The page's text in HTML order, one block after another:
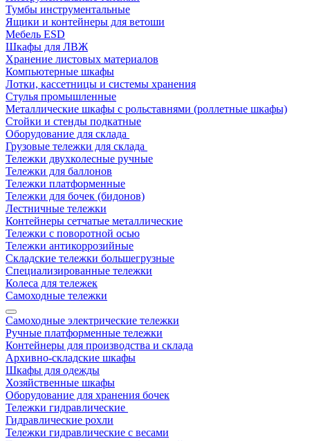
Тумбы инструментальные
Ящики и контейнеры для ветоши
Мебель ESD
Шкафы для ЛВЖ
Хранение листовых материалов
Компьютерные шкафы
Лотки, кассетницы и системы хранения
Стулья промышленные
Металлические шкафы с рольставнями (роллетные шкафы)
Стойки и стенды подкатные
Оборудование для склада
Грузовые тележки для склада
Тележки двухколесные ручные
Тележки для баллонов
Тележки платформенные
Тележки для бочек (бидонов)
Лестничные тележки
Контейнеры сетчатые металлические
Тележки с поворотной осью
Тележки антикоррозийные
Складские тележки большегрузные
Специализированные тележки
Колеса для тележек
Самоходные тележки
Самоходные электрические тележки
Ручные платформенные тележки
Контейнеры для производства и склада
Архивно-складские шкафы
Шкафы для одежды
Хозяйственные шкафы
Оборудование для хранения бочек
Тележки гидравлические
Гидравлические рохли
Тележки гидравлические с весами